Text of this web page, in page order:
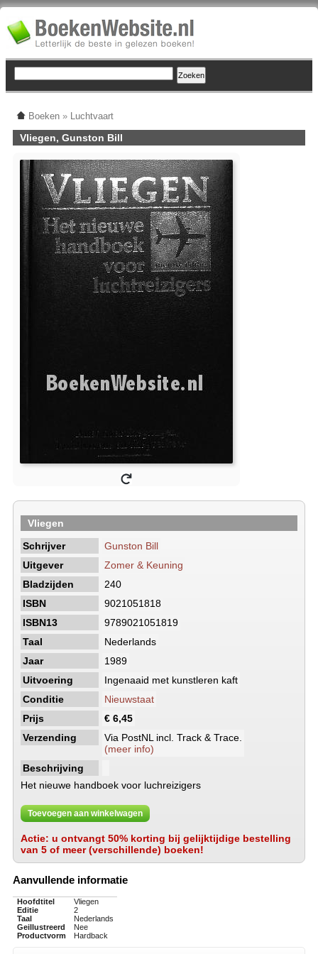
Boeken » Luchtvaart
Vliegen, Gunston Bill
Vliegen
Schrijver
Gunston Bill
Uitgever
Zomer & Keuning
Bladzijden
240
ISBN
9021051818
ISBN13
9789021051819
Taal
Nederlands
Jaar
1989
Uitvoering
Ingenaaid met kunstleren kaft
Conditie
Nieuwstaat
Prijs
€ 6,45
Verzending
Via PostNL incl. Track & Trace.
(meer info)
Beschrijving
Het nieuwe handboek voor luchreizigers
Toevoegen aan winkelwagen
Actie: u ontvangt 50% korting bij gelijktijdige bestelling
van 5 of meer (verschillende) boeken!
Aanvullende informatie
Hoofdtitel
Vliegen
Editie
2
Taal
Nederlands
Geillustreerd
Nee
Productvorm
Hardback